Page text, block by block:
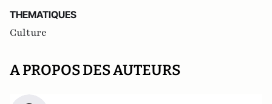
THEMATIQUES
Culture
A PROPOS DES AUTEURS